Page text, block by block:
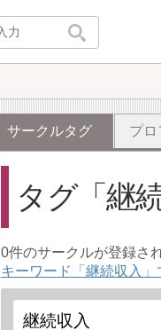
サークルタグ プロ
タグ 継
0件のサークルが登録さ
キーワード「継続収入」